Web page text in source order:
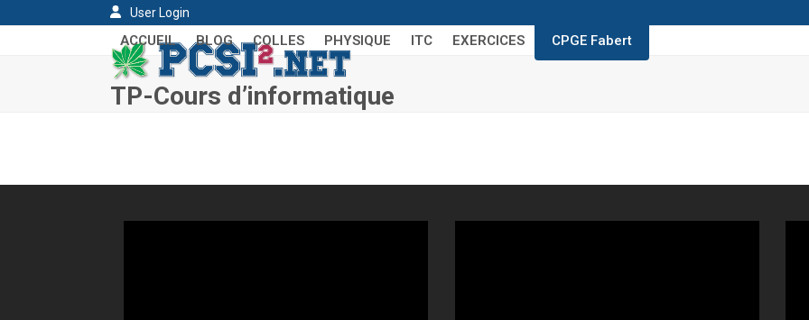
to
User Login
ACCUEIL BLOG COLLES PHYSIQUE ITC EXERCICES CPGE Fabert
TP-Cours d’informatique